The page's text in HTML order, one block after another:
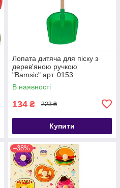
Лопата дитяча для піску з
дерев'яною ручкою
"Bamsic" арт. 0153
В наявності
134 ₴ 223 ₴
Купити
–38%